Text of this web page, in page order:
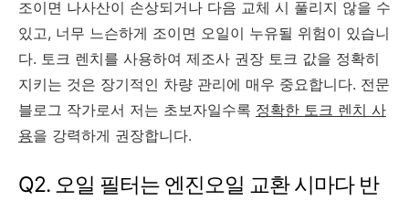
조이면 나사산이 손상되거나 다음 교체 시 풀리지 않을 수
있고, 너무 느슨하게 조이면 오일이 누유될 위험이 있습니
다. 토크 렌치를 사용하여 제조사 권장 토크 값을 정확히
지키는 것은 장기적인 차량 관리에 매우 중요합니다. 전문
블로그 작가로서 저는 초보자일수록 정확한 토크 렌치 사
용을 강력하게 권장합니다.
Q2. 오일 필터는 엔진오일 교환 시마다 반